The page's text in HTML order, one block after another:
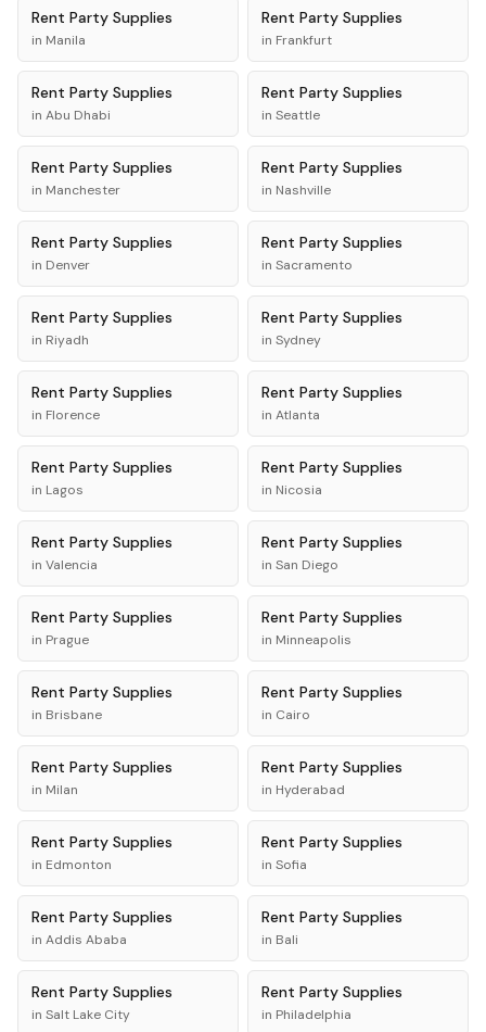
Rent Party Supplies
in Manila
Rent Party Supplies
in Frankfurt
Rent Party Supplies
in Abu Dhabi
Rent Party Supplies
in Seattle
Rent Party Supplies
in Manchester
Rent Party Supplies
in Nashville
Rent Party Supplies
in Denver
Rent Party Supplies
in Sacramento
Rent Party Supplies
in Riyadh
Rent Party Supplies
in Sydney
Rent Party Supplies
in Florence
Rent Party Supplies
in Atlanta
Rent Party Supplies
in Lagos
Rent Party Supplies
in Nicosia
Rent Party Supplies
in Valencia
Rent Party Supplies
in San Diego
Rent Party Supplies
in Prague
Rent Party Supplies
in Minneapolis
Rent Party Supplies
in Brisbane
Rent Party Supplies
in Cairo
Rent Party Supplies
in Milan
Rent Party Supplies
in Hyderabad
Rent Party Supplies
in Edmonton
Rent Party Supplies
in Sofia
Rent Party Supplies
in Addis Ababa
Rent Party Supplies
in Bali
Rent Party Supplies
in Salt Lake City
Rent Party Supplies
in Philadelphia